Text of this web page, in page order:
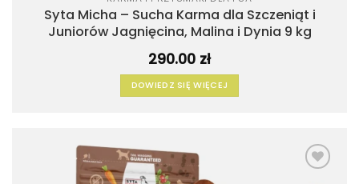
Syta Micha – Sucha Karma dla Szczeniąt i
Juniorów Jagnięcina, Malina i Dynia 9 kg
290.00 zł
DOWIEDZ SIĘ WIĘCEJ